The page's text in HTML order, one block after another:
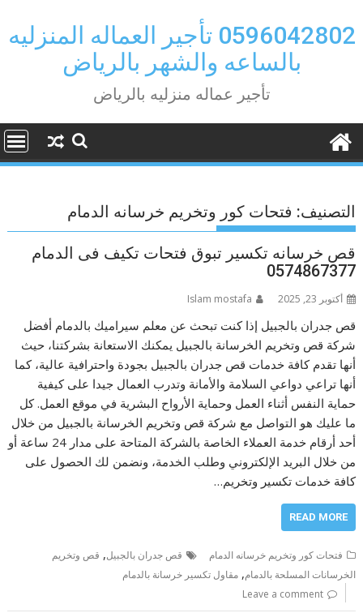
to
content
0596042802 تأجير العماله المنزليه
بالساعه والشهر بالرياض
تأجير عماله منزليه بالرياض
التصنيف: فتحات كور وتخريم خرسانه الدمام
قص خرسانه تكسير تبوق فتحات تكيف فى الدمام
0574867377
أكتوبر 23, 2025 Islam mostafa
قص جدران بالجبيل إذا كنت تبحث عن معلم سيراميك بالدمام أفضل
شركة قص وتخريم الخرسانة بالجبيل يمكنك الاستعانة بشركتنا، حيث
أنها تقدم كافة خدمات قص جدران بالجبيل بجودة واحترافية عالية، كما
أنها تراعي دواعي السلامة والأمانة وتدرب العمال جيدا على كيفية
حماية النفس أثناء العمل وحماية الأرواح البشرية في موقع العمل. كل
ما عليك هو التواصل مع شركة قص وتخريم الخرسانة بالجبيل من خلال
أحد أرقام خدمة العملاء الخاصة بالشركة المتاحة على مدار 24 ساعة أو
من خلال البريد الإلكتروني وطلب الخدمة، ونضمن لك الحصول على
كافة خدمات تكسير وتخريم…
READ MORE
فتحات كور وتخريم خرسانه الدمام قص جدران بالجبيل, قص وتخريم
الخرسانات المسلحة بالدمام,مقاول تكسير خرسانة بالدمام
Leave a comment